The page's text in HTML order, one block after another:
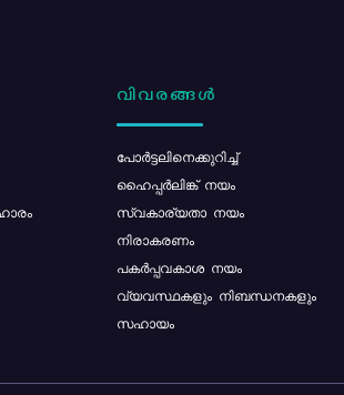
വിവരങ്ങൾ
പോര്‍ട്ടലിനെക്കുറിച്ച്
ഹൈപ്പർലിങ്ക് നയം
സ്വകാര്യതാ നയം
നിരാകരണം
പകർപ്പവകാശ നയം
വ്യവസ്ഥകളും നിബന്ധനകളും
സഹായം